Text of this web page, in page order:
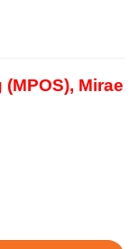
Mirae
54MV quantity